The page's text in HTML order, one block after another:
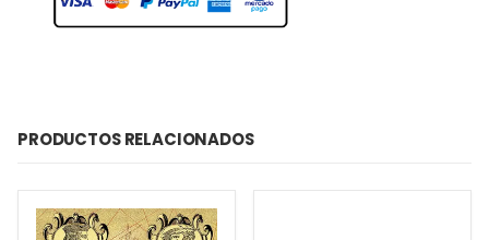
PRODUCTOS RELACIONADOS